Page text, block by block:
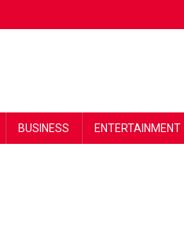
BUSINESS ENTERTAINMENT